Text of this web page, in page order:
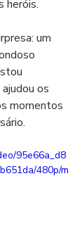
heróis.
um
os
momentos
95e66a_d8
480p/m